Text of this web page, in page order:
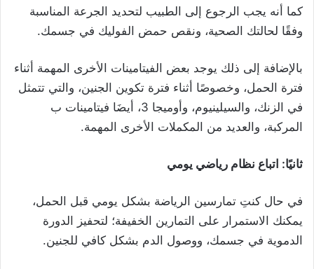
كما أنه يجب الرجوع إلى الطبيب لتحديد الجرعة المناسبة
وفقًا لحالتك الصحية، ونقص حمض الفوليك في جسمك.
بالإضافة إلى ذلك يوجد بعض الفيتامينات الأخرى المهمة أثناء
فترة الحمل، وخصوصًا أثناء فترة تكوين الجنين، والتي تتمثل
في الزنك، والسيلينيوم، وأوميجا 3، أيضَا فيتامينات ب
المركبة، والعديد من المكملات الأخرى المهمة.
ثانيًا: اتباع نظام رياضي يومي
في حال كنتِ تمارسين الرياضة بشكل يومي قبل الحمل،
يمكنك الاستمرار على التمارين الخفيفة؛ لتحفيز الدورة
الدموية في جسمك، ووصول الدم بشكل كافي للجنين.